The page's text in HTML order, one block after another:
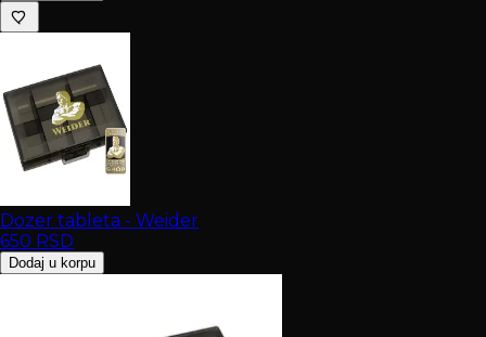
Dozer tableta - Weider
650 RSD
Dodaj u korpu